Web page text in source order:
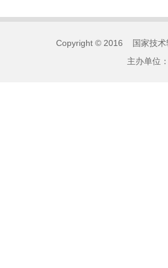
Copyright © 2016 国家技
主办单位